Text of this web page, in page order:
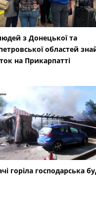
з Донецької та
областей
на Прикарпатті
горіла господарська